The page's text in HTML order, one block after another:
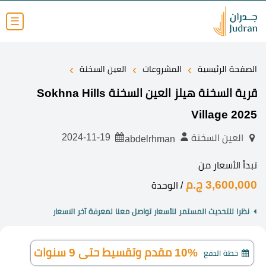
☰
الصفحة الرئيسية › المشروعات › العين السخنة ›
قرية السخنة هيلز العين السخنة Sokhna Hills
Village 2025
العين السخنة
تبدأ الأسعار من
3,600,000 ج.م / الوحدة
نظرا للتحديث المستمر للأسعار تواصل معنا لمعرفة آخر الاسعار
خطة الدفع 10% مقدم وتقسيط حتى 9 سنوات